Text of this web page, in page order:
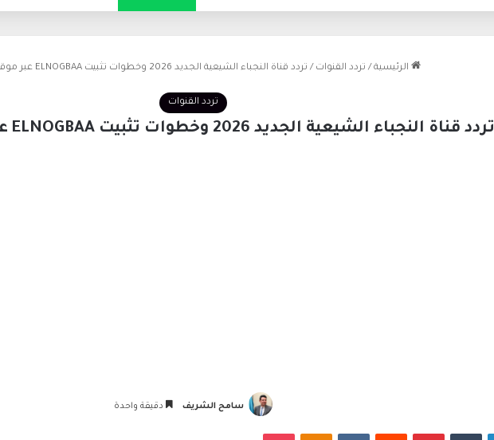
الرئيسية / تردد القنوات / تردد قناة النجباء الشيعية الجديد 2026 وخطوات تثبيت ELNOGBAA عبر موقع حدوتة
تردد القنوات
تردد قناة النجباء الشيعية الجديد 2026 وخطوات تثبيت ELNOGBAA عبر موقع حدوتة
سامح الشريف دقيقة واحدة
لينكدإن بينتيريست